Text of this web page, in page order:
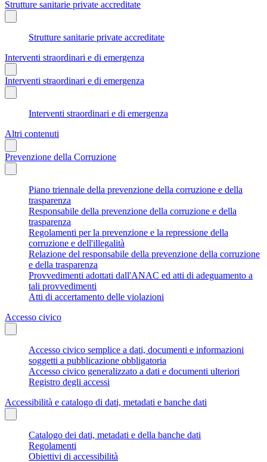
Strutture sanitarie private accreditate
Strutture sanitarie private accreditate
Interventi straordinari e di emergenza
Interventi straordinari e di emergenza
Interventi straordinari e di emergenza
Altri contenuti
Prevenzione della Corruzione
Piano triennale della prevenzione della corruzione e della
trasparenza
Responsabile della prevenzione della corruzione e della
trasparenza
Regolamenti per la prevenzione e la repressione della
corruzione e dell'illegalità
Relazione del responsabile della prevenzione della corruzione
e della trasparenza
Provvedimenti adottati dall'ANAC ed atti di adeguamento a
tali provvedimenti
Atti di accertamento delle violazioni
Accesso civico
Accesso civico semplice a dati, documenti e informazioni
soggetti a pubblicazione obbligatoria
Accesso civico generalizzato a dati e documenti ulteriori
Registro degli accessi
Accessibilità e catalogo di dati, metadati e banche dati
Catalogo dei dati, metadati e della banche dati
Regolamenti
Obiettivi di accessibilità